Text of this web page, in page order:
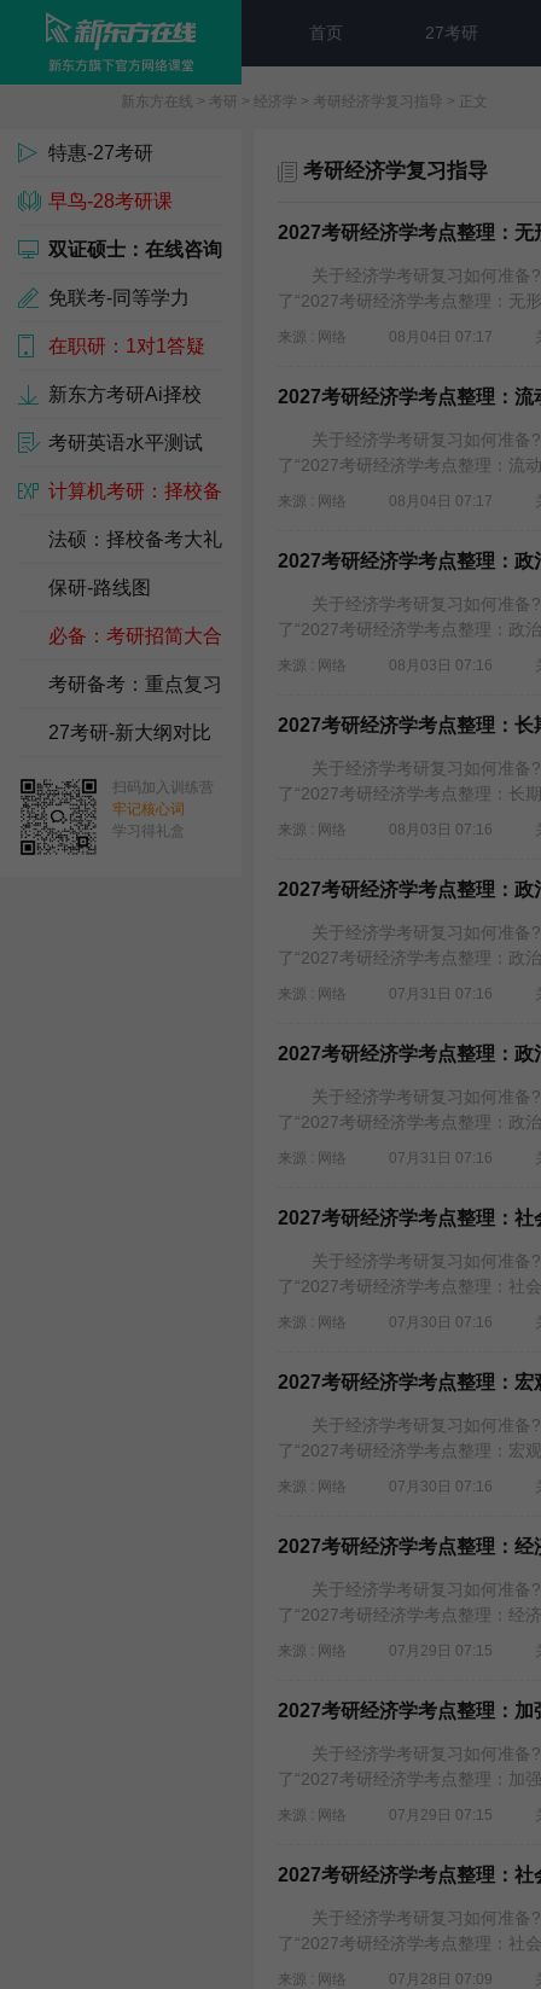
首页 27考研
新东方在线 > 考研 > 经济学 > 考研经济学复习指导 > 正文
特惠-27考研
早鸟-28考研课
双证硕士：在线咨询
免联考-同等学力
在职研：1对1答疑
新东方考研Ai择校
考研英语水平测试
计算机考研：择校备
考包
法硕：择校备考大礼
包
保研-路线图
必备：考研招简大合
集
考研备考：重点复习
资料
27考研-新大纲对比
扫码加入训练营
牢记核心词
学习得礼盒
考研经济学复习指导
2027考研经济学考点整理：无
关于经济学考研复习如何准备?
了“2027考研经济学考点整理：无
来源 : 网络 08月04日 07:17
2027考研经济学考点整理：流
关于经济学考研复习如何准备?
了“2027考研经济学考点整理：流
来源 : 网络 08月04日 07:17
2027考研经济学考点整理：政
关于经济学考研复习如何准备?
了“2027考研经济学考点整理：政
来源 : 网络 08月03日 07:16
2027考研经济学考点整理：
关于经济学考研复习如何准备?
了“2027考研经济学考点整理：长
来源 : 网络 08月03日 07:16
2027考研经济学考点整理：政
关于经济学考研复习如何准备?
了“2027考研经济学考点整理：政
来源 : 网络 07月31日 07:16
2027考研经济学考点整理：
关于经济学考研复习如何准备?
了“2027考研经济学考点整理：政
来源 : 网络 07月31日 07:16
2027考研经济学考点整理：
关于经济学考研复习如何准备?
了“2027考研经济学考点整理：社
来源 : 网络 07月30日 07:16
2027考研经济学考点整理：
关于经济学考研复习如何准备?
了“2027考研经济学考点整理：宏
来源 : 网络 07月30日 07:16
2027考研经济学考点整理：
关于经济学考研复习如何准备?
了“2027考研经济学考点整理：经
来源 : 网络 07月29日 07:15
2027考研经济学考点整理：加
关于经济学考研复习如何准备?
了“2027考研经济学考点整理：加
来源 : 网络 07月29日 07:15
2027考研经济学考点整理：
关于经济学考研复习如何准备?
了“2027考研经济学考点整理：社
来源 : 网络 07月28日 07:09